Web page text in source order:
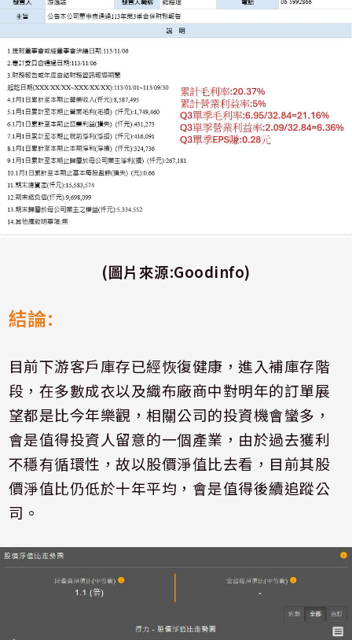
(圖片來源:Goodinfo)
結論:
目前下游客戶庫存已經恢復健康，進入補庫存階
段，在多數成衣以及織布廠商中對明年的訂單展
望都是比今年樂觀，相關公司的投資機會蠻多，
會是值得投資人留意的一個產業，由於過去獲利
不穩有循環性，故以股價淨值比去看，目前其股
價淨值比仍低於十年平均，會是值得後續追蹤公
司。